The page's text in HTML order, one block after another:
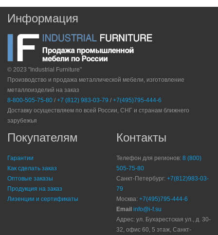
Информация
© 2023 "Industrial Furniture"
Производство и продажа металлической мебели, изготовление
металлоизделий на заказ
8-800-505-75-80 / +7 (812) 983-03-79 / +7(495)795-444-6
Доставку осуществляем по всей России, СНГ и странам ближнего
зарубежья
Покупателям
Гарантии
Как сделать заказ
Оптовые заказы
Продукция на заказ
Лизенции и сертификаты
Контакты
Телефон для регионов: 8 (800)
505-75-80
Санкт-Петербург: +7(812)983-03-
79
Москва: +7(495)795-444-6
Email info@i-f.su
Адрес: ул. Бухарестская ул., д. 30-
32, офис 60, 5 этаж, Санкт-